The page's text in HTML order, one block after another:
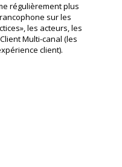
régulièrement plus
sur les
les acteurs, les
Multi-canal (les
client).